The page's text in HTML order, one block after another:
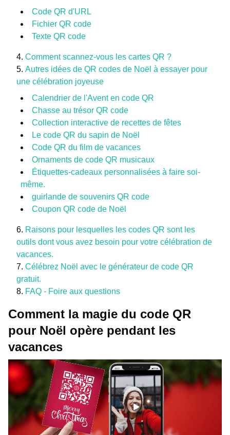
Code QR d'URL
Fichier QR code
Texte QR code
Comment scannez-vous les cartes QR ?
Autres idées de QR codes de Noël à essayer pour
une célébration joyeuse
Calendrier de l'Avent en code QR
Chasse au trésor QR code
Collection interactive de recettes de fêtes
Le code QR du sapin de Noël
Code QR du film de vacances
Ornaments de code QR musicaux
Étiquettes-cadeaux personnalisées à faire soi-
même.
guirlande de souvenirs QR code
Coupon QR code de Noël
Raisons pour lesquelles les codes QR sont les
outils dont vous avez besoin pour votre célébration de
vacances.
Célébrez Noël avec le générateur de code QR
gratuit.
FAQ - Foire aux questions
Comment la magie du code QR
pour Noël opère pendant les
vacances